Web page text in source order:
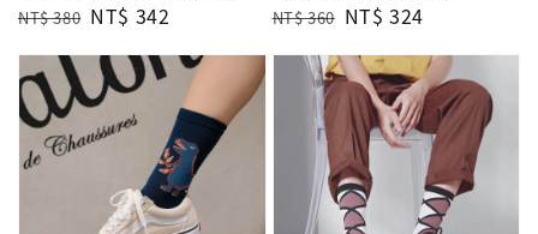
Regular
NT$ 380 Sale
NT$ 342
Regular
NT$ 360 Sale
NT$ 324